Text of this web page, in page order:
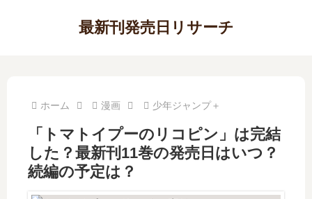
最新刊発売日リサーチ
ホーム 漫画 少年ジャンプ＋
「トマトイプーのリコピン」は完結
した？最新刊11巻の発売日はいつ？
続編の予定は？